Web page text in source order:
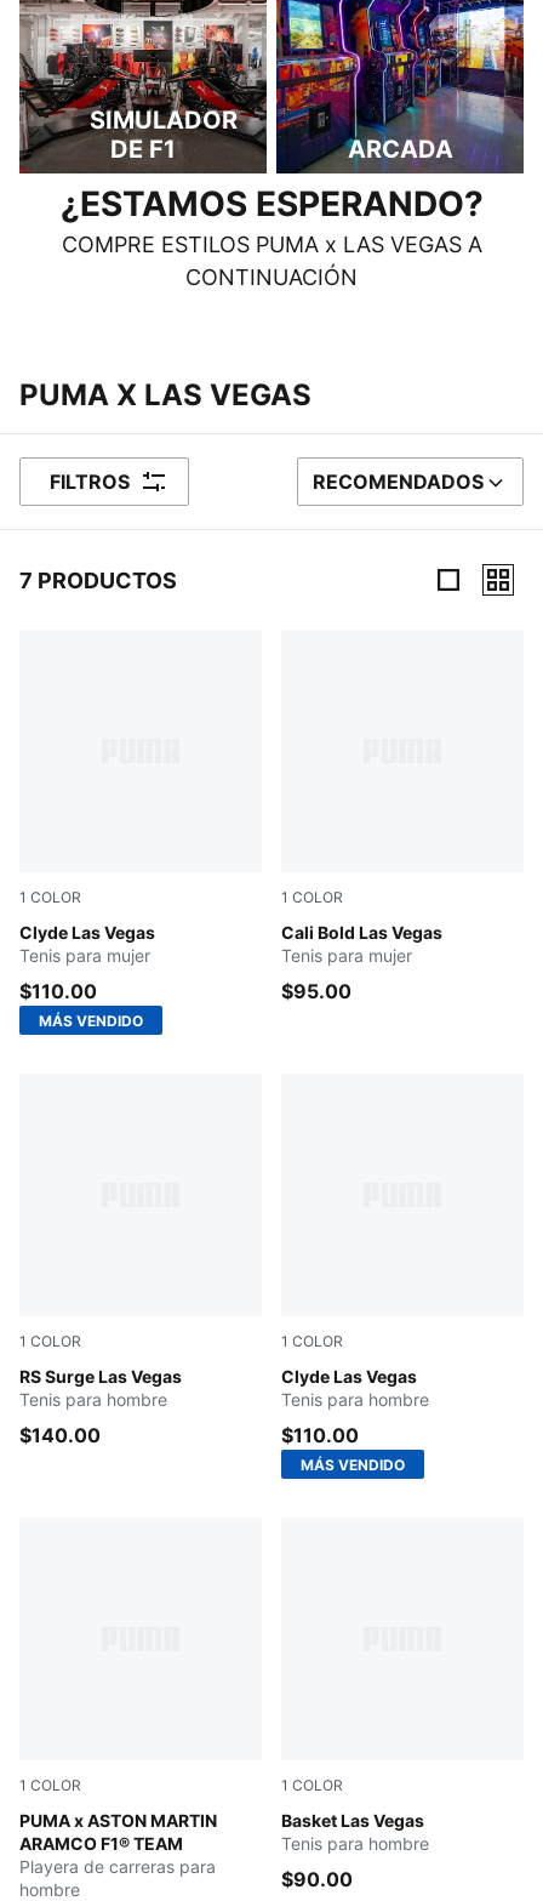
SIMULADOR
DE F1
ARCADA
¿ESTAMOS ESPERANDO?
COMPRE ESTILOS PUMA x LAS VEGAS A
CONTINUACIÓN
PUMA X LAS VEGAS
FILTROS ORDENAR POR
RECOMENDADOS
7 PRODUCTOS
1 COLOR
Clyde Las Vegas
Alpine Snow-Vibrant Green-Gum
Tenis para mujer
$110.00
MÁS VENDIDO
1 COLOR
Cali Bold Las Vegas
PUMA White-PUMA Black-
Tenis para mujer
$95.00
1 COLOR
RS Surge Las Vegas
Sandstone-Alpine Snow-PUMA Black
Tenis para hombre
$140.00
1 COLOR
Clyde Las Vegas
PUMA Black-Flat Dark
Tenis para hombre
$110.00
MÁS VENDIDO
1 COLOR
PUMA x ASTON MARTIN
ARAMCO F1® TEAM
PUMA WHITE
Playera de carreras para
hombre
1 COLOR
Basket Las Vegas
PUMA Black-Feather Gray-
Tenis para hombre
$90.00